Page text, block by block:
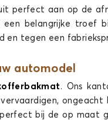
CLASSE E
CLASSE S
perfect aan op de
belangrijke troef
tegen een
automodel
. Ons
bij de op maat